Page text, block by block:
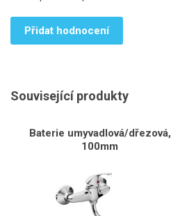
Přidat hodnocení
Související produkty
Baterie umyvadlová/dřezová,
100mm